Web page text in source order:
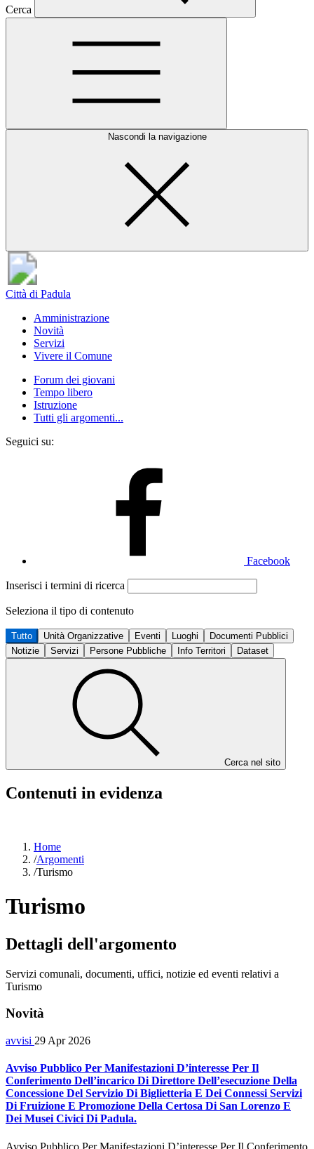
Cerca
Nascondi la navigazione
Città di Padula
Amministrazione
Novità
Servizi
Vivere il Comune
Forum dei giovani
Tempo libero
Istruzione
Tutti gli argomenti...
Seguici su:
Facebook
Inserisci i termini di ricerca
Seleziona il tipo di contenuto
Tutto Unità Organizzative Eventi Luoghi
Documenti Pubblici
Notizie
Servizi Persone Pubbliche Info Territori Dataset
Cerca nel sito
Contenuti in evidenza
Home
/Argomenti
/Turismo
Turismo
Dettagli dell'argomento
Servizi comunali, documenti, uffici, notizie ed eventi relativi a
Turismo
Novità
avvisi 29 Apr 2026
Avviso Pubblico Per Manifestazioni D’interesse Per Il
Conferimento Dell’incarico Di Direttore Dell’esecuzione Della
Concessione Del Servizio Di Biglietteria E Dei Connessi Servizi
Di Fruizione E Promozione Della Certosa Di San Lorenzo E
Dei Musei Civici Di Padula.
Avviso Pubblico Per Manifestazioni D’interesse Per Il Conferimento